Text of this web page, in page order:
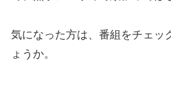
気になった方は、番組をチェッ
ょうか。